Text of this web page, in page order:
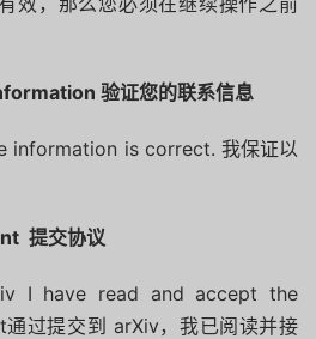
验证您的联系信息
is correct. 我保证以
提交协议
I have read and accept the
过提交到 arXiv，我已阅读并接